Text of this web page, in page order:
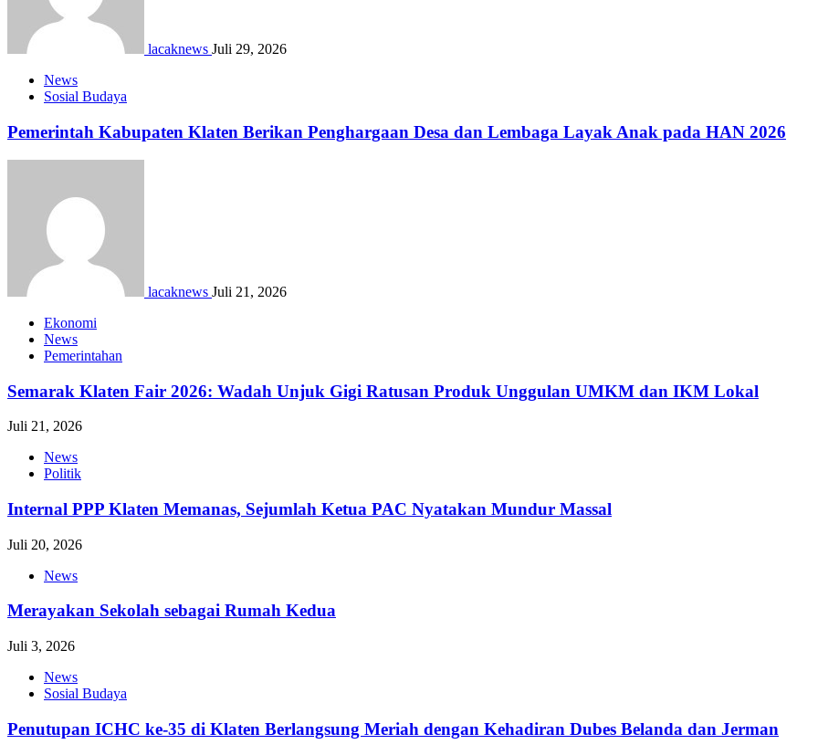
lacaknews Juli 29, 2026
News
Sosial Budaya
Pemerintah Kabupaten Klaten Berikan Penghargaan Desa dan Lembaga Layak Anak pada HAN 2026
lacaknews Juli 21, 2026
Ekonomi
News
Pemerintahan
Semarak Klaten Fair 2026: Wadah Unjuk Gigi Ratusan Produk Unggulan UMKM dan IKM Lokal
Juli 21, 2026
News
Politik
Internal PPP Klaten Memanas, Sejumlah Ketua PAC Nyatakan Mundur Massal
Juli 20, 2026
News
Merayakan Sekolah sebagai Rumah Kedua
Juli 3, 2026
News
Sosial Budaya
Penutupan ICHC ke-35 di Klaten Berlangsung Meriah dengan Kehadiran Dubes Belanda dan Jerman